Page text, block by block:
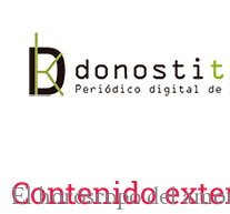
contenido
Contenido
El horóscopo del